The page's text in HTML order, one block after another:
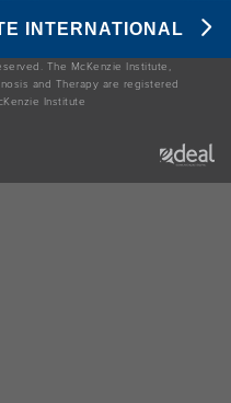
INTERNATIONAL
The McKenzie Institute,
and Therapy are registered
Institute